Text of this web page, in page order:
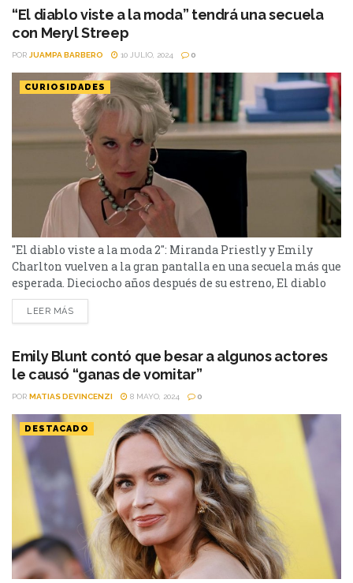
“El diablo viste a la moda” tendrá una secuela
con Meryl Streep
POR JUAMPA BARBERO 10 JULIO, 2024 0
CURIOSIDADES
"El diablo viste a la moda 2": Miranda Priestly y Emily
Charlton vuelven a la gran pantalla en una secuela más que
esperada. Dieciocho años después de su estreno, El diablo
viste a la moda se prepara para regresar a la gran pantalla
con una esperada secuela. La noticia fue confirmada
LEER MÁS
Emily Blunt contó que besar a algunos actores
le causó “ganas de vomitar”
POR MATIAS DEVINCENZI 8 MAYO, 2024 0
DESTACADO